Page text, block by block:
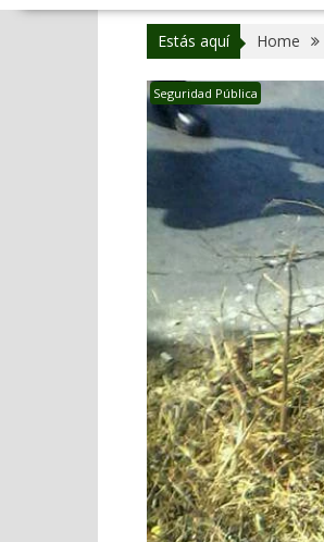
Estás aquí Home
Seguridad Pública